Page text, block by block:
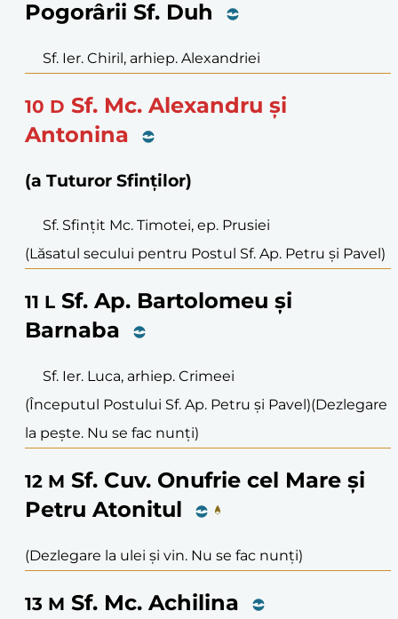
Pogorârii Sf. Duh
Sf. Ier. Chiril, arhiep. Alexandriei
10 D Sf. Mc. Alexandru și
Antonina
(a Tuturor Sfinților)
Sf. Sfințit Mc. Timotei, ep. Prusiei
(Lăsatul secului pentru Postul Sf. Ap. Petru și Pavel)
11 L Sf. Ap. Bartolomeu și
Barnaba
Sf. Ier. Luca, arhiep. Crimeei
(Începutul Postului Sf. Ap. Petru și Pavel)(Dezlegare
la pește. Nu se fac nunți)
12 M Sf. Cuv. Onufrie cel Mare și
Petru Atonitul
(Dezlegare la ulei și vin. Nu se fac nunți)
13 M Sf. Mc. Achilina